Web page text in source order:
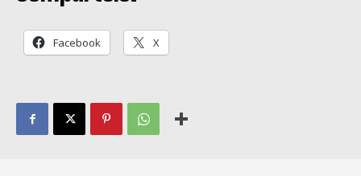
Facebook X